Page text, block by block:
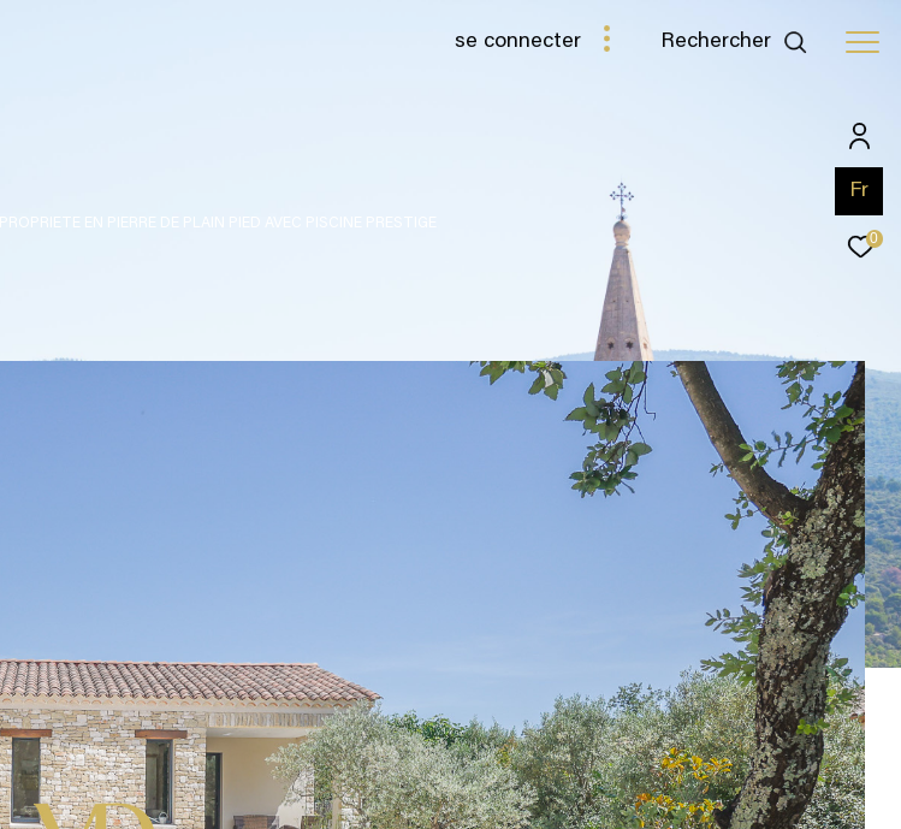
Fr
0
se connecter Rechercher
PROPRIETE EN PIERRE DE PLAIN PIED AVEC PISCINE PRESTIGE